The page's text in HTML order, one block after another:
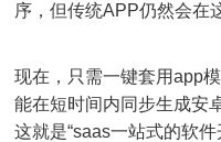
序，但传统APP仍然会在
现在，只需一键套用app
能在短时间内同步生成安
这就是“saas一站式的软